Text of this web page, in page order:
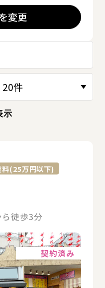
示
料(25万円以下)
徒歩3分
契約済み
変更